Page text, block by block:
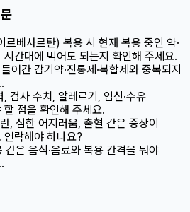
베사르탄) 복용 시 현재 복용 중인 약·
시간대에 먹어도 되는지 확인해 주세요.
어간 감기약·진통제·복합제와 중복되지
, 검사 수치, 알레르기, 임신·수유
점을 확인해 주세요.
, 심한 어지러움, 출혈 같은 증상이
락해야 하나요?
은 음식·음료와 복용 간격을 둬야